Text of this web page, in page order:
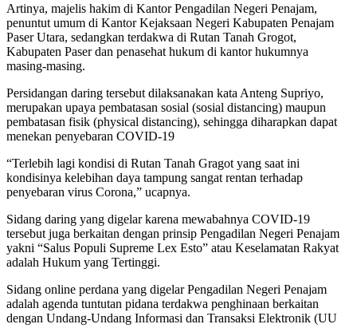
Artinya, majelis hakim di Kantor Pengadilan Negeri Penajam,
penuntut umum di Kantor Kejaksaan Negeri Kabupaten Penajam
Paser Utara, sedangkan terdakwa di Rutan Tanah Grogot,
Kabupaten Paser dan penasehat hukum di kantor hukumnya
masing-masing.
Persidangan daring tersebut dilaksanakan kata Anteng Supriyo,
merupakan upaya pembatasan sosial (sosial distancing) maupun
pembatasan fisik (physical distancing), sehingga diharapkan dapat
menekan penyebaran COVID-19
“Terlebih lagi kondisi di Rutan Tanah Gragot yang saat ini
kondisinya kelebihan daya tampung sangat rentan terhadap
penyebaran virus Corona,” ucapnya.
Sidang daring yang digelar karena mewabahnya COVID-19
tersebut juga berkaitan dengan prinsip Pengadilan Negeri Penajam
yakni “Salus Populi Supreme Lex Esto” atau Keselamatan Rakyat
adalah Hukum yang Tertinggi.
Sidang online perdana yang digelar Pengadilan Negeri Penajam
adalah agenda tuntutan pidana terdakwa penghinaan berkaitan
dengan Undang-Undang Informasi dan Transaksi Elektronik (UU